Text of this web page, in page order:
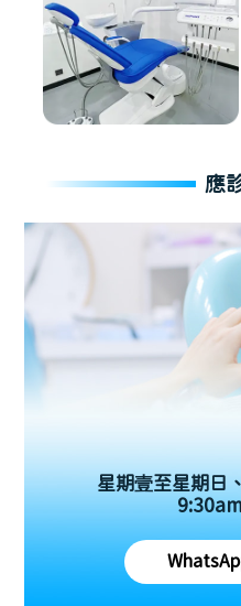
應
星期壹至星期日